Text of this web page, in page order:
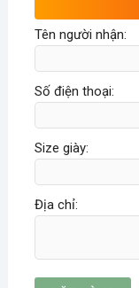
Tên người nhận:
Số điện thoại:
Size giày:
Địa chỉ: